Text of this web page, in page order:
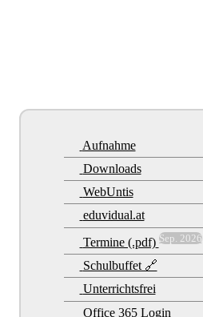
Aufnahme
Downloads
WebUntis
eduvidual.at
Termine (.pdf) Sep. 2026
Schulbuffet 🔗
Unterrichtsfrei
Office 365 Login